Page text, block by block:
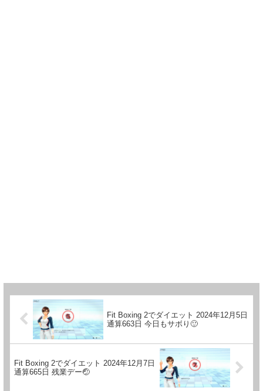
Fit Boxing 2でダイエット 2024年12月5日
通算663日 今日もサボり🙂
Fit Boxing 2でダイエット 2024年12月7日
通算665日 残業デー🤕